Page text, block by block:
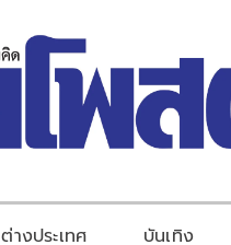
ต่างประเทศ บันเทิง